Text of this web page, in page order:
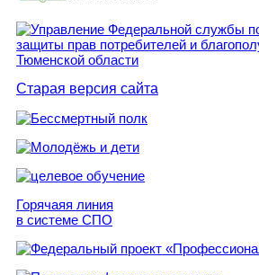
Старая версия сайта
Горячаяя линия
в системе СПО